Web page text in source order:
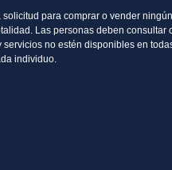
para comprar o vender
Las personas deben consultar
no estén disponibles en
individuo.